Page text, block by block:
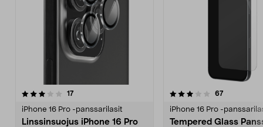
17arvostelut
iPhone 16 Pro -panssarilasit
Linssinsuojus iPhone 16 Pro
3.5 viidestä
67arvostelut
iPhone 16 Pro -
Tempered Glass
4.0 viidestä